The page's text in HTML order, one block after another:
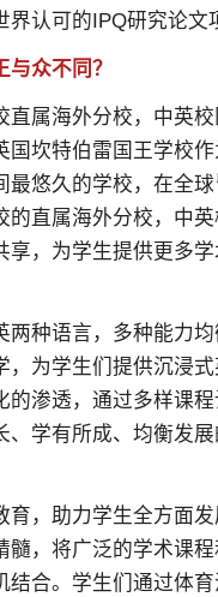
界认可的IPQ研究论文
与众不同？
直属海外分校，中英校
国坎特伯雷国王学校
最悠久的学校，在全球
的直属海外分校，中
享，为学生提供更多
两种语言，多种能力
，为学生们提供沉浸
的渗透，通过多样课
、学有所成、均衡发
育，助力学生全方面
髓，将广泛的学术课
结合。学生们通过体